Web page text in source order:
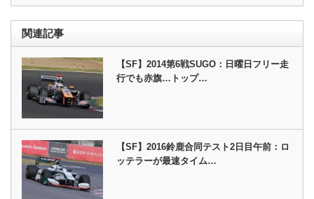
関連記事
【SF】2014第6戦SUGO：日曜日フリー走
行でも赤旗…トップ…
【SF】2016鈴鹿合同テスト2日目午前：ロ
ッテラーが最速タイム…